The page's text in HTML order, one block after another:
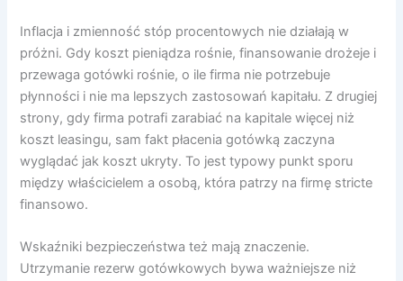
Inflacja i zmienność stóp procentowych nie działają w
próżni. Gdy koszt pieniądza rośnie, finansowanie drożeje i
przewaga gotówki rośnie, o ile firma nie potrzebuje
płynności i nie ma lepszych zastosowań kapitału. Z drugiej
strony, gdy firma potrafi zarabiać na kapitale więcej niż
koszt leasingu, sam fakt płacenia gotówką zaczyna
wyglądać jak koszt ukryty. To jest typowy punkt sporu
między właścicielem a osobą, która patrzy na firmę stricte
finansowo.
Wskaźniki bezpieczeństwa też mają znaczenie.
Utrzymanie rezerw gotówkowych bywa ważniejsze niż